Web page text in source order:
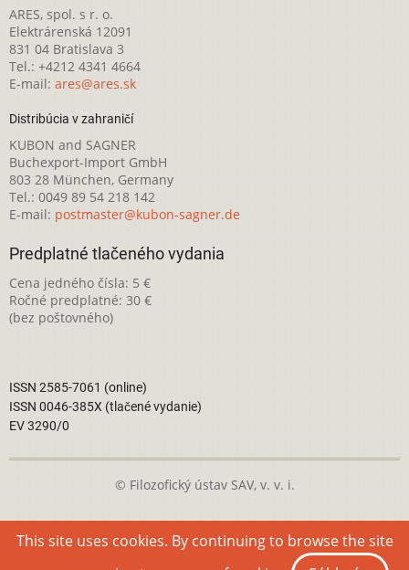
ARES, spol. s r. o.
Elektrárenská 12091
831 04 Bratislava 3
Tel.: +4212 4341 4664
E-mail: ares@ares.sk
Distribúcia v zahraničí
KUBON and SAGNER
Buchexport-Import GmbH
803 28 München, Germany
Tel.: 0049 89 54 218 142
E-mail: postmaster@kubon-sagner.de
Predplatné tlačeného vydania
Cena jedného čísla: 5 €
Ročné predplatné: 30 €
(bez poštovného)
ISSN 2585-7061 (online)
ISSN 0046-385X (tlačené vydanie)
EV 3290/0
© Filozofický ústav SAV, v. v. i.
Táto webová stránka je licencovaná podCreative Commons
Attribution-NonCommercial 4.0 International License
This site uses cookies. By continuing to browse the site